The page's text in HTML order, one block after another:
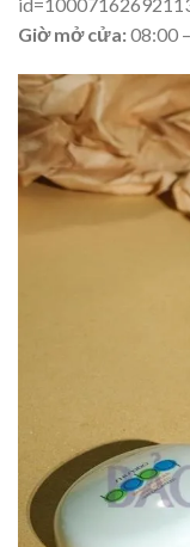
Giờ mở cửa:08:00